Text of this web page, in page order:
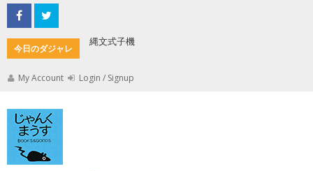
Skip
to
content
今日のダジャレ
縄文式子機
My Account Login / Signup